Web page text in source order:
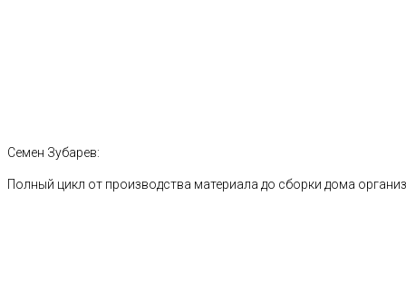
Семен Зубарев:
Полный цикл от производства материала до сборки дома